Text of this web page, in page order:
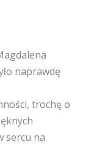
naprawdę
trochę o
sercu na